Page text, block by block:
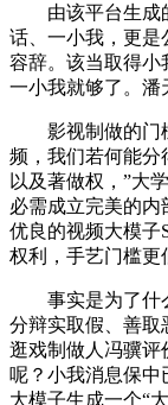
由该平台生成的
话、一小我，更是
容辞。该当取得小
一小我就够了。潘
影视制做的门槛
频，我们若何能分
以及著做权，”大
必需成立完美的内
优良的视频大模子
权利，手艺门槛更
事实是为了什么
分辩实取假、善取
逛戏制做人冯骥评
呢？小我消息保中
大模子生成一个“